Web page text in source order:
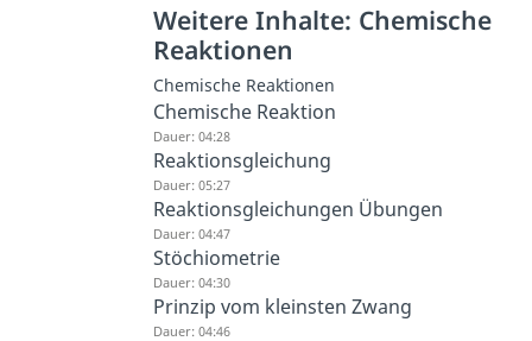
Weitere Inhalte: Chemische
Reaktionen
Chemische Reaktionen
Chemische Reaktion
Dauer: 04:28
Reaktionsgleichung
Dauer: 05:27
Reaktionsgleichungen Übungen
Dauer: 04:47
Stöchiometrie
Dauer: 04:30
Prinzip vom kleinsten Zwang
Dauer: 04:46